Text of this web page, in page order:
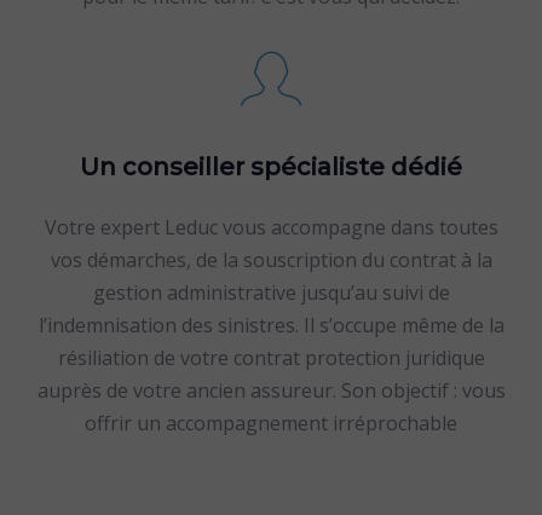
Un conseiller spécialiste dédié
Votre expert Leduc vous accompagne dans toutes
vos démarches, de la souscription du contrat à la
gestion administrative jusqu’au suivi de
l’indemnisation des sinistres. Il s’occupe même de la
résiliation de votre contrat protection juridique
auprès de votre ancien assureur. Son objectif : vous
offrir un accompagnement irréprochable